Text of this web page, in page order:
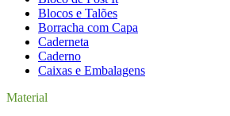
Blocos e Talões
Borracha com Capa
Caderneta
Caderno
Caixas e Embalagens
Material